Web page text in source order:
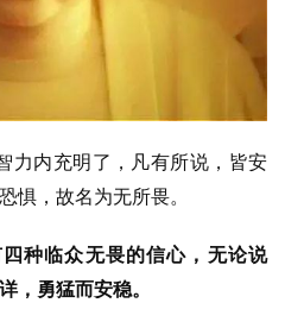
力内充明了，凡有所说，皆安
惧，故名为无所畏。
种临众无畏的信心，无论说
，勇猛而安稳。